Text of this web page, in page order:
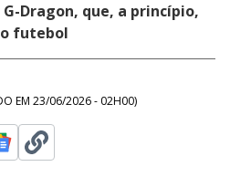
Dragon, que, a princípio,
futebol
EM 23/06/2026 - 02H00)